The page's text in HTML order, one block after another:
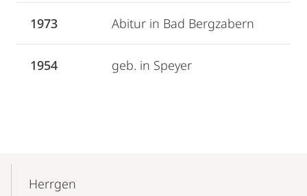
1973 Abitur in Bad Bergzabern
1954 geb. in Speyer
NavigationHerrgen